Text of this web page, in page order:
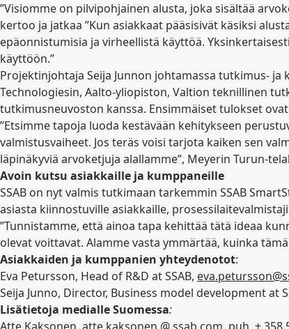
”Visiomme on pilvipohjainen alusta, joka sisältää
kertoo ja jatkaa ”Kun asiakkaat pääsisivät käsiksi
epäonnistumisia ja virheellistä käyttöä.
käyttöön.”
Projektinjohtaja Seija Junnon johtamassa tutkimus-
Technologiesin, Aalto-yliopiston, Valtion teknillinen
tutkimusneuvoston kanssa. Ensimmäiset tulokset
”Etsimme tapoja luoda kestävään kehitykseen
valmistusvaiheet. Jos teräs voisi tarjota kaiken sen
läpinäkyviä arvoketjuja alallamme”, Meyerin Turun-
Avoin kutsu asiakkaille ja kumppaneille
SSAB on nyt valmis tutkimaan tarkemmin SSAB
asiasta kiinnostuville asiakkaille,
”Tunnistamme, että ainoa tapa kehittää tätä ideaa
olevat voittavat. Alamme vasta ymmärtää, kuinka
Asiakkaiden ja kumppanien yhteydenotot:
Eva Petursson, Head of R&D at SSAB,
Seija Junno, Director, Business model development at
Lisätietoja medialle Suomessa: